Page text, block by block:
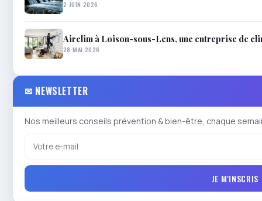
2 JUIN 2026
Airclim à Loison-sous-Lens, une entreprise de
28 MAI 2026
✉ NEWSLETTER
Nos meilleurs conseils prévention & bien-être, chaque
JE M'INSCRIS